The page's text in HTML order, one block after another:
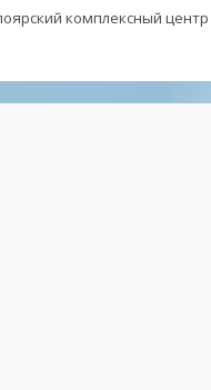
комплексный